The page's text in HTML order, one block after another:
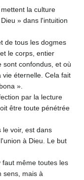
la cul­ture
» dans l'intuition
de tous les dogmes
le corps, entier
confondus, et où
éternelle. Cela fait
».
par la lec­ture
être toute pénétrée
le voir, est dans
à Dieu. Le but
même toutes les
sens, mais à